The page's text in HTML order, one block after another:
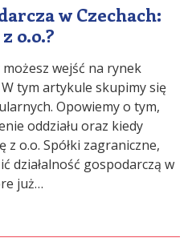
w Czechach:
o.o.?
wejść na rynek
tym artykule skupimy się
Opowiemy o tym,
oddziału oraz kiedy
z o.o. Spółki zagraniczne,
działalność gospodarczą w
już…